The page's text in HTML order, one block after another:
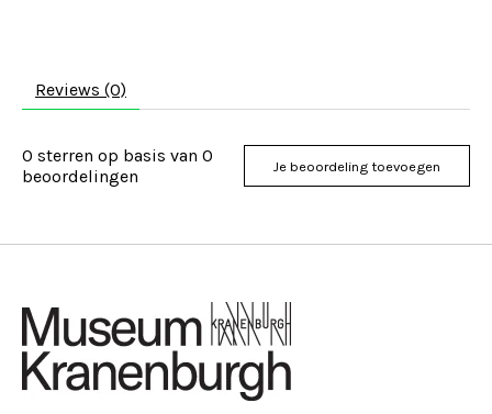
Reviews (0)
0 sterren op basis van 0
beoordelingen
Je beoordeling toevoegen